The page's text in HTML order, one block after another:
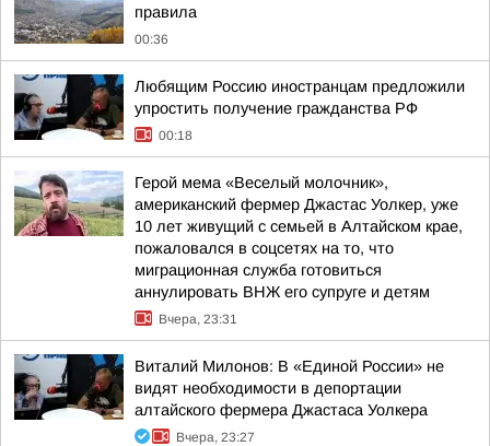
правила
00:36
Любящим Россию иностранцам предложили
упростить получение гражданства РФ
00:18
Герой мема «Веселый молочник»,
американский фермер Джастас Уолкер, уже
10 лет живущий с семьей в Алтайском крае,
пожаловался в соцсетях на то, что
миграционная служба готовиться
аннулировать ВНЖ его супруге и детям
Вчера, 23:31
Виталий Милонов: В «Единой России» не
видят необходимости в депортации
алтайского фермера Джастаса Уолкера
Вчера, 23:27